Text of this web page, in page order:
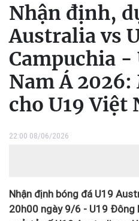
Nhận định,
Australia vs
Campuchia -
Nam Á
cho U19 Việt
22:00 08/06/2026
Nhận định bóng đá U19
20h00 ngày 9/6 - U19 Đông